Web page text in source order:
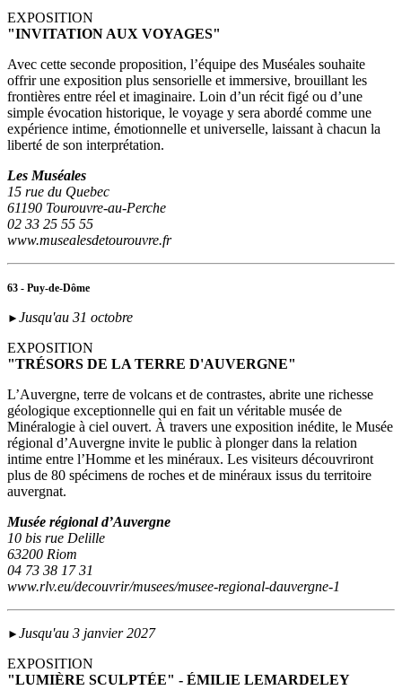
EXPOSITION
"INVITATION AUX VOYAGES"
Avec cette seconde proposition, l’équipe des Muséales souhaite
offrir une exposition plus sensorielle et immersive, brouillant les
frontières entre réel et imaginaire. Loin d’un récit figé ou d’une
simple évocation historique, le voyage y sera abordé comme une
expérience intime, émotionnelle et universelle, laissant à chacun la
liberté de son interprétation.
Les Muséales
15 rue du Quebec
61190 Tourouvre-au-Perche
02 33 25 55 55
www.musealesdetourouvre.fr
63 - Puy-de-Dôme
► Jusqu'au 31 octobre
EXPOSITION
"TRÉSORS DE LA TERRE D'AUVERGNE"
L’Auvergne, terre de volcans et de contrastes, abrite une richesse
géologique exceptionnelle qui en fait un véritable musée de
Minéralogie à ciel ouvert. À travers une exposition inédite, le Musée
régional d’Auvergne invite le public à plonger dans la relation
intime entre l’Homme et les minéraux. Les visiteurs découvriront
plus de 80 spécimens de roches et de minéraux issus du territoire
auvergnat.
Musée régional d’Auvergne
10 bis rue Delille
63200 Riom
04 73 38 17 31
www.rlv.eu/decouvrir/musees/musee-regional-dauvergne-1
► Jusqu'au 3 janvier 2027
EXPOSITION
"LUMIÈRE SCULPTÉE" - ÉMILIE LEMARDELEY